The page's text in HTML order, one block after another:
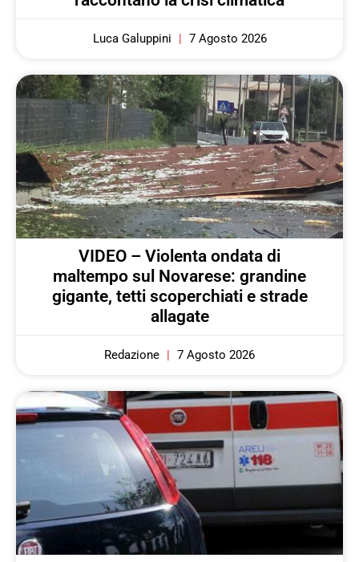
Luca Galuppini 7 Agosto 2026
VIDEO – Violenta ondata di
maltempo sul Novarese: grandine
gigante, tetti scoperchiati e strade
allagate
Redazione 7 Agosto 2026